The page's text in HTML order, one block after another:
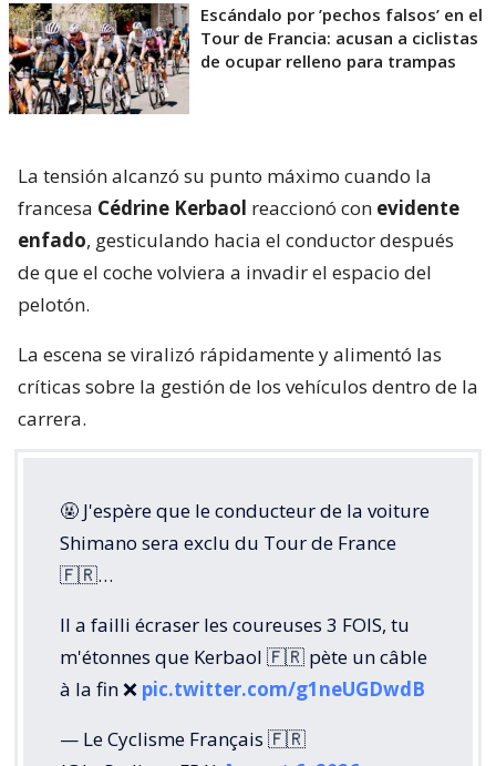
Escándalo por ’pechos falsos’ en el
Tour de Francia: acusan a ciclistas
de ocupar relleno para trampas
La tensión alcanzó su punto máximo cuando la
francesa Cédrine Kerbaol reaccionó con evidente
enfado, gesticulando hacia el conductor después
de que el coche volviera a invadir el espacio del
pelotón.
La escena se viralizó rápidamente y alimentó las
críticas sobre la gestión de los vehículos dentro de la
carrera.
🤬 J'espère que le conducteur de la voiture
Shimano sera exclu du Tour de France
🇫🇷…
Il a failli écraser les coureuses 3 FOIS, tu
m'étonnes que Kerbaol 🇫🇷 pète un câble
à la fin ❌️ pic.twitter.com/g1neUGDwdB
— Le Cyclisme Français 🇫🇷